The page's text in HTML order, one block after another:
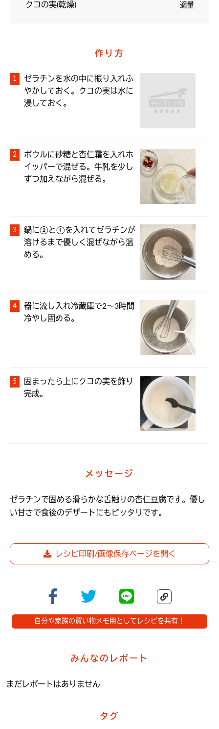
クコの実(乾燥) 適量
作り方
ゼラチンを水の中に振り入れふ
やかしておく。クコの実は水に
浸しておく。
ボウルに砂糖と杏仁霜を入れホ
イッパーで混ぜる。牛乳を少し
ずつ加えながら混ぜる。
鍋に②と①を入れてゼラチンが
溶けるまで優しく混ぜながら温
める。
器に流し入れ冷蔵庫で2～3時間
冷やし固める。
固まったら上にクコの実を飾り
完成。
メッセージ
ゼラチンで固める滑らかな舌触りの杏仁豆腐です。優し
い甘さで食後のデザートにもピッタリです。
レシピ印刷/画像保存ページを開く
自分や家族の買い物メモ用としてレシピを共有！
みんなのレポート
まだレポートはありません
タグ